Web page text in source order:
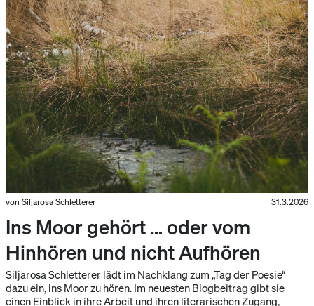
von Siljarosa Schletterer 31.3.2026
Ins Moor gehört … oder vom
Hinhören und nicht Aufhören
Siljarosa Schletterer lädt im Nachklang zum „Tag der Poesie“
dazu ein, ins Moor zu hören. Im neuesten Blogbeitrag gibt sie
einen Einblick in ihre Arbeit und ihren literarischen Zugang,